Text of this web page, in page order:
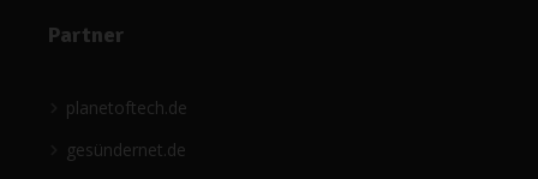
Partner
planetoftech.de
gesündernet.de